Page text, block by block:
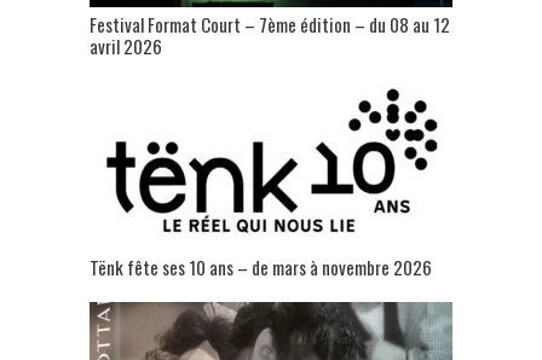
Festival Format Court – 7ème édition – du 08 au 12
avril 2026
Tënk fête ses 10 ans – de mars à novembre 2026